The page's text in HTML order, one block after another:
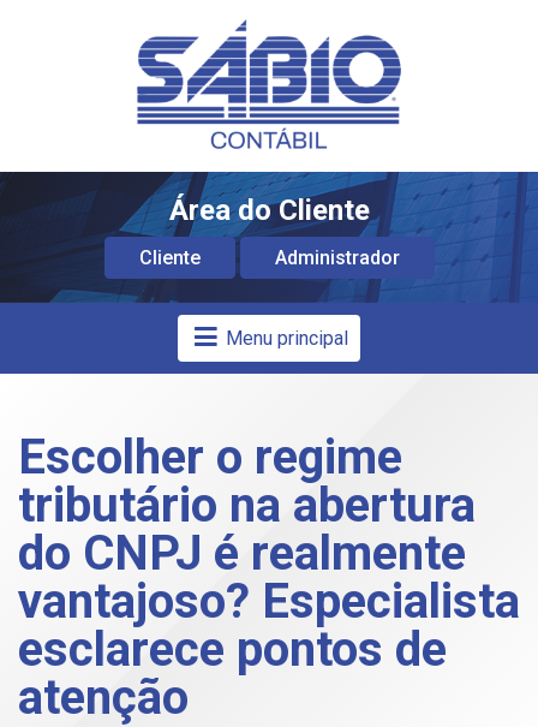
Área do Cliente
Cliente Administrador
Menu principal
Escolher o regime
tributário na abertura
do CNPJ é realmente
vantajoso? Especialista
esclarece pontos de
atenção